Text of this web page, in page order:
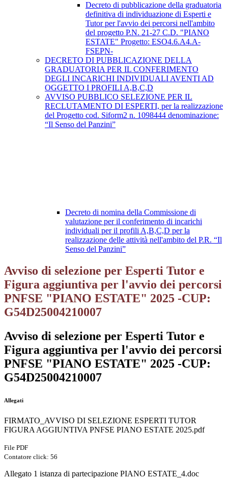
Decreto di pubblicazione della graduatoria
definitiva di individuazione di Esperti e
Tutor per l'avvio dei percorsi nell'ambito
del progetto P.N. 21-27 C.D. "PIANO
ESTATE" Progetto: ESO4.6.A4.A-
FSEPN-
DECRETO DI PUBBLICAZIONE DELLA
GRADUATORIA PER IL CONFERIMENTO
DEGLI INCARICHI INDIVIDUALI AVENTI AD
OGGETTO I PROFILI A,B,C,D
AVVISO PUBBLICO SELEZIONE PER IL
RECLUTAMENTO DI ESPERTI, per la realizzazione
del Progetto cod. Siform2 n. 1098444 denominazione:
“Il Senso del Panzini”
Decreto di nomina della Commissione di
valutazione per il conferimento di incarichi
individuali per il profili A,B,C,D per la
realizzazione delle attività nell'ambito del P.R. “Il
Senso del Panzini”
Avviso di selezione per Esperti Tutor e
Figura aggiuntiva per l'avvio dei percorsi
PNFSE "PIANO ESTATE" 2025 -CUP:
G54D25004210007
Avviso di selezione per Esperti Tutor e
Figura aggiuntiva per l'avvio dei percorsi
PNFSE "PIANO ESTATE" 2025 -CUP:
G54D25004210007
Allegati
FIRMATO_AVVISO DI SELEZIONE ESPERTI TUTOR
FIGURA AGGIUNTIVA PNFSE PIANO ESTATE 2025.pdf
File PDF
Contatore click: 56
Allegato 1 istanza di partecipazione PIANO ESTATE_4.doc